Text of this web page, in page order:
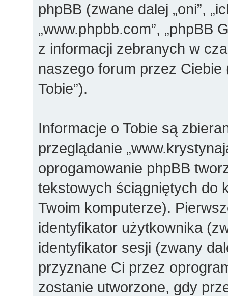
phpBB (zwane dalej „oni”,
„www.phpbb.com”, „phpBB
z informacji zebranych w
naszego forum przez Ciebie
Tobie”).
Informacje o Tobie są
przeglądanie
oprogamowanie phpBB
tekstowych ściągniętych do
Twoim komputerze).
identyfikator użytkownika
identyfikator sesji (zwany
przyznane Ci przez
zostanie utworzone, gdy